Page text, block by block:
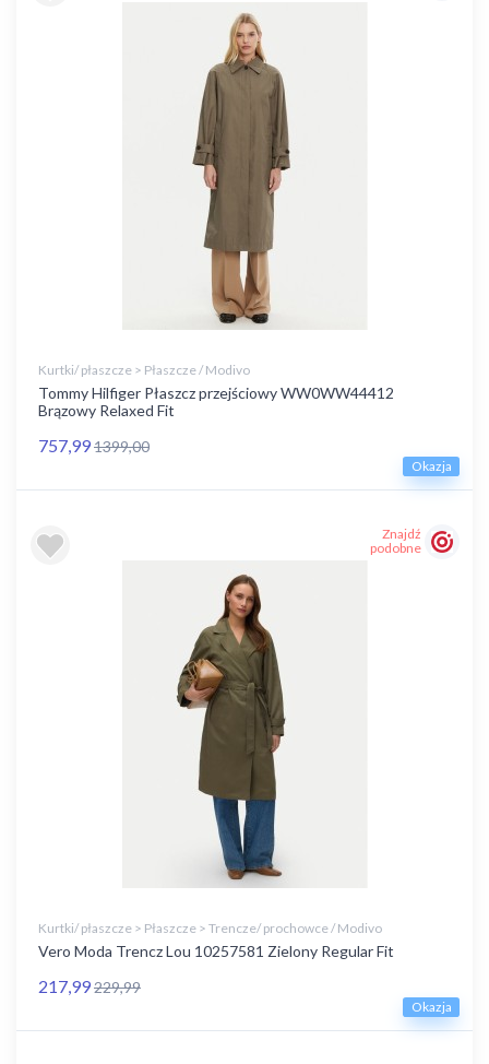
Okazja
Kurtki/ płaszcze > Płaszcze / Modivo
Tommy Hilfiger Płaszcz przejściowy WW0WW44412
Brązowy Relaxed Fit
757,991399,00
Okazja
Znajdź
podobne
Kurtki/ płaszcze > Płaszcze > Trencze/ prochowce / Modivo
Vero Moda Trencz Lou 10257581 Zielony Regular Fit
217,99229,99